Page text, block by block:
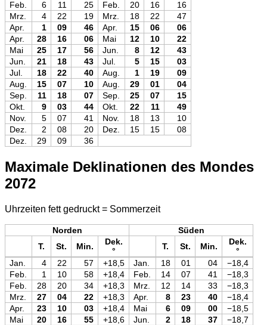
Feb.
6 11 25 Feb. 20 16
16
Mrz.
4 22 19 Mrz. 18 22
47
Apr.
1 09 46 Apr. 15 06
06
Apr.
28 16 06 Mai 12 10
22
Mai
25 17 56 Jun. 8 12
43
Jun.
21 18 43 Jul. 5 15
03
Jul.
18 22 40 Aug. 1 19
09
Aug.
15 07 10 Aug. 29 01
04
Sep.
11 18 07 Sep. 25 07
15
Okt.
9 03 44 Okt. 22 11
49
Nov.
5 07 41 Nov. 18 13
10
Dez.
2 08 20 Dez. 15 15
08
Dez.
29 09 36
Maximale Deklinationen des Mondes
2072
Uhrzeiten fett gedruckt = Sommerzeit
Norden
Süden
T.
St. Min.
Dek.
°
T. St. Min.
Dek.
°
Jan.
4 22 57 +18,5 Jan. 18 01 04
−18,4
Feb.
1 10 58 +18,4 Feb. 14 07 41
−18,3
Feb.
28 20 34 +18,3 Mrz. 12 14 33
−18,3
Mrz.
27 04 22 +18,3 Apr. 8 23 40
−18,4
Apr.
23 10 03 +18,4 Mai 6 09 00
−18,5
Mai
20 16 55 +18,6 Jun. 2 18 37
−18,7